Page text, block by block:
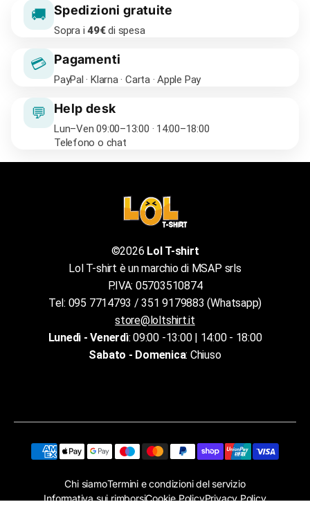
🚚 Spedizioni gratuite
Sopra i49€di spesa
💳 Pagamenti
PayPal · Klarna · Carta · Apple Pay
💬 Help desk
Lun–Ven 09:00–13:00 · 14:00–18:00
Telefono o chat
©2026 Lol T-shirt
Lol T-shirt è un marchio di MSAP srls
P.IVA: 05703510874
Tel: 095 7714793 / 351 9179883 (Whatsapp)
store@loltshirt.it
Lunedì - Venerdì: 09:00 -13:00 | 14:00 - 18:00
Sabato - Domenica: Chiuso
Chi siamoTermini e condizioni del servizio
Informativa sui rimborsiCookie PolicyPrivacy Policy